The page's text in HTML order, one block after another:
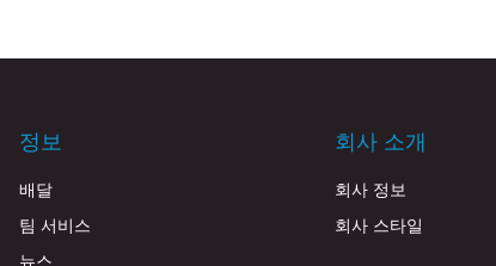
정보
배달
팀 서비스
뉴스
회사 소개
회사 정보
회사 스타일